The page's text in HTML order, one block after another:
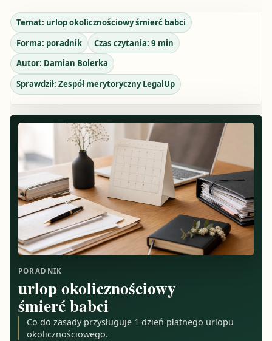
Temat: urlop okolicznościowy śmierć babci
Forma: poradnik Czas czytania: 9 min
Autor: Damian Bolerka
Sprawdził: Zespół merytoryczny LegalUp
PORADNIK
urlop okolicznościowy
śmierć babci
Co do zasady przysługuje 1 dzień płatnego urlopu
okolicznościowego.